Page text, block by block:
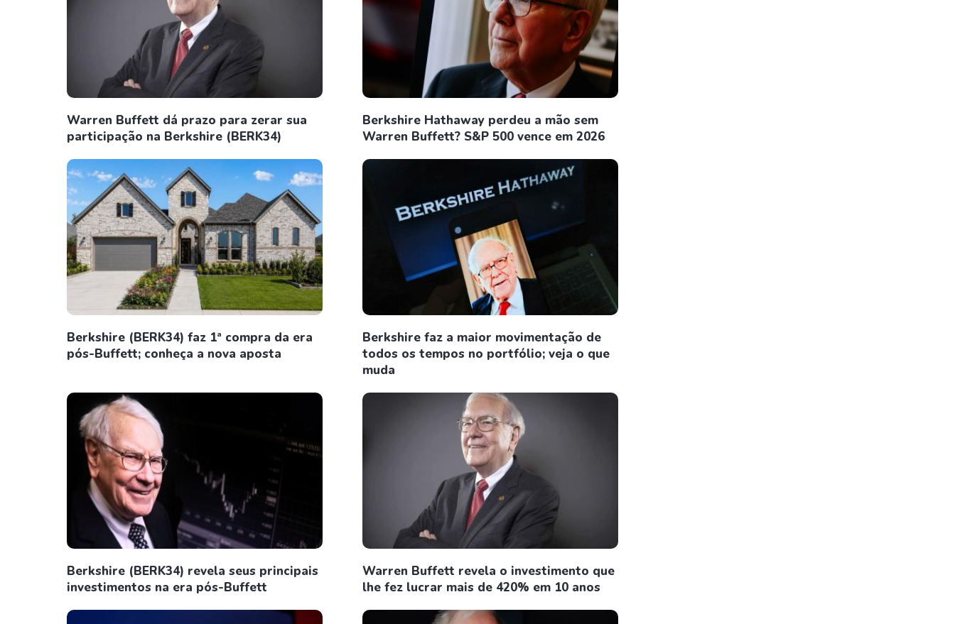
Warren Buffett dá prazo para zerar sua
participação na Berkshire (BERK34)
Berkshire Hathaway perdeu a mão sem
Warren Buffett? S&P 500 vence em 2026
Berkshire (BERK34) faz 1ª compra da era
pós-Buffett; conheça a nova aposta
Berkshire faz a maior movimentação de
todos os tempos no portfólio; veja o que
muda
Berkshire (BERK34) revela seus principais
investimentos na era pós-Buffett
Warren Buffett revela o investimento que
lhe fez lucrar mais de 420% em 10 anos